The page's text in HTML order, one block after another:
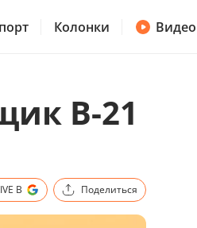
Колонки Видео
B-21
В Поделиться